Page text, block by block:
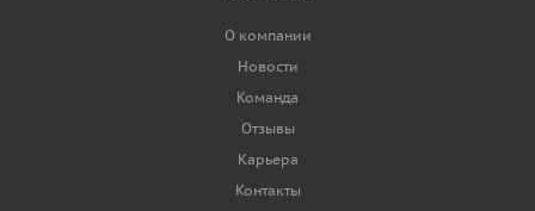
О компании
Новости
Команда
Отзывы
Карьера
Контакты